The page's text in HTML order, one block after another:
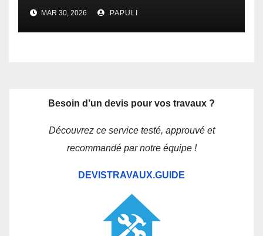
MAR 30, 2026 PAPULI
Besoin d’un devis pour vos travaux ?
Découvrez ce service testé, approuvé et
recommandé par notre équipe !
DEVISTRAVAUX.GUIDE